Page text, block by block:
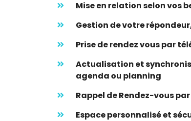
Mise en relation selon vos
Gestion de votre
Prise de rendez vous par
Actualisation et
agenda ou planning
Rappel de Rendez-vous par
Espace personnalisé et